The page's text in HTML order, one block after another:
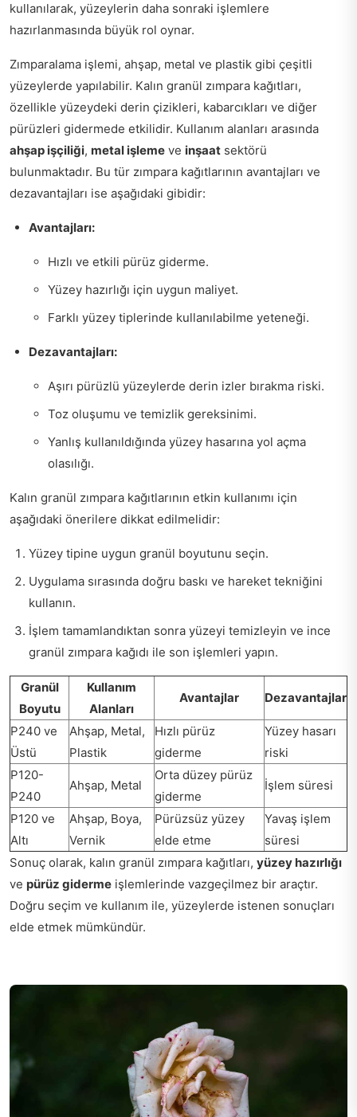
kullanılarak, yüzeylerin daha sonraki işlemlere
hazırlanmasında büyük rol oynar.
Zımparalama işlemi, ahşap, metal ve plastik gibi çeşitli
yüzeylerde yapılabilir. Kalın granül zımpara kağıtları,
özellikle yüzeydeki derin çizikleri, kabarcıkları ve diğer
pürüzleri gidermede etkilidir. Kullanım alanları arasında
ahşap işçiliği, metal işleme ve inşaat sektörü
bulunmaktadır. Bu tür zımpara kağıtlarının avantajları ve
dezavantajları ise aşağıdaki gibidir:
Avantajları:
Hızlı ve etkili pürüz giderme.
Yüzey hazırlığı için uygun maliyet.
Farklı yüzey tiplerinde kullanılabilme yeteneği.
Dezavantajları:
Aşırı pürüzlü yüzeylerde derin izler bırakma riski.
Toz oluşumu ve temizlik gereksinimi.
Yanlış kullanıldığında yüzey hasarına yol açma
olasılığı.
Kalın granül zımpara kağıtlarının etkin kullanımı için
aşağıdaki önerilere dikkat edilmelidir:
Yüzey tipine uygun granül boyutunu seçin.
Uygulama sırasında doğru baskı ve hareket tekniğini
kullanın.
İşlem tamamlandıktan sonra yüzeyi temizleyin ve ince
granül zımpara kağıdı ile son işlemleri yapın.
Granül
Boyutu
Kullanım
Alanları
Avantajlar Dezavantajlar
P240 ve
Üstü
Ahşap, Metal,
Plastik
Hızlı pürüz
giderme
Yüzey hasarı
riski
P120-
P240
Ahşap, Metal
Orta düzey pürüz
giderme
İşlem süresi
P120 ve
Altı
Ahşap, Boya,
Vernik
Pürüzsüz yüzey
elde etme
Yavaş işlem
süresi
Sonuç olarak, kalın granül zımpara kağıtları, yüzey hazırlığı
ve pürüz giderme işlemlerinde vazgeçilmez bir araçtır.
Doğru seçim ve kullanım ile, yüzeylerde istenen sonuçları
elde etmek mümkündür.